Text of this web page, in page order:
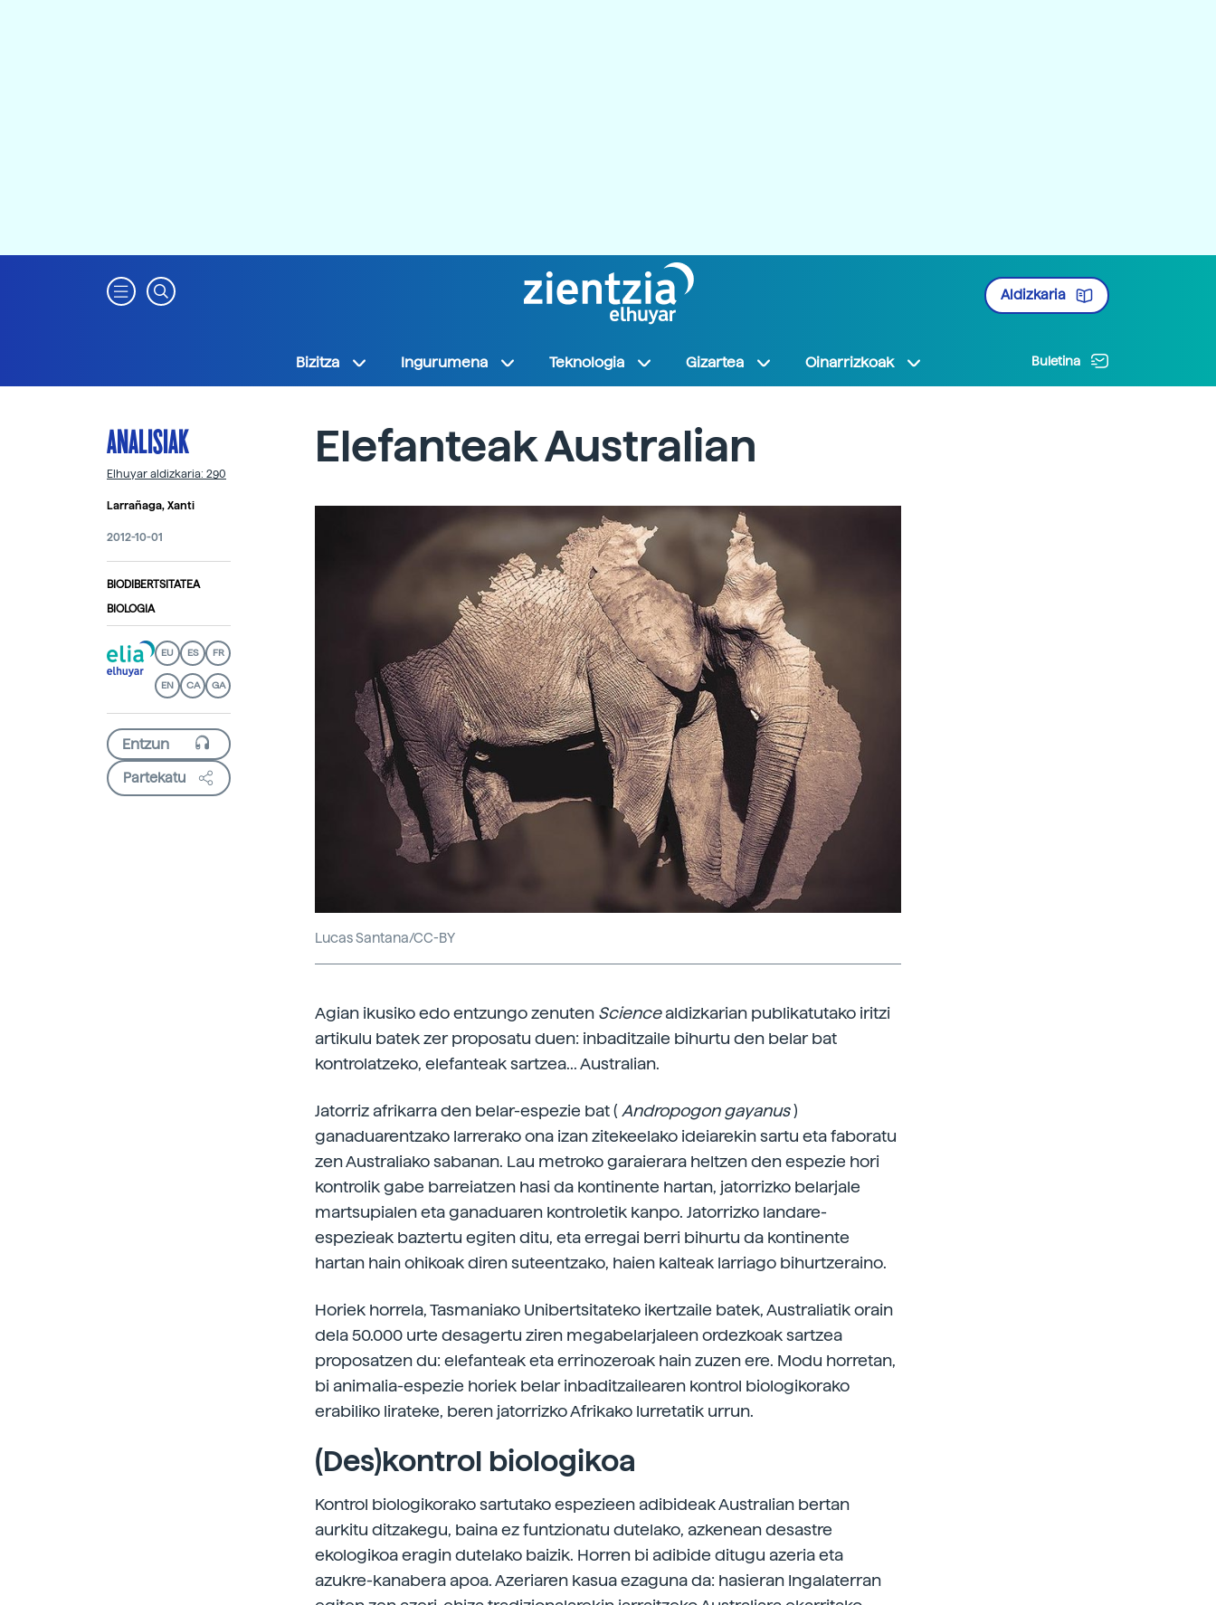
Aldizkaria
Bizitza Ingurumena Teknologia Gizartea Oinarrizkoak Buletina
ANALISIAK
Elhuyar aldizkaria: 290
Larrañaga, Xanti
2012-10-01
BIODIBERTSITATEA
BIOLOGIA
EU ES FR
EN CA GA
Partekatu
Elefanteak Australian
Lucas Santana/CC-BY
Agian ikusiko edo entzungo zenuten Sciencealdizkarian publikatutako iritzi
artikulu batek zer proposatu duen: inbaditzaile bihurtu den belar bat
kontrolatzeko, elefanteak sartzea... Australian.
Jatorriz afrikarra den belar-espezie bat ( Andropogon gayanus)
ganaduarentzako larrerako ona izan zitekeelako ideiarekin sartu eta faboratu
zen Australiako sabanan. Lau metroko garaierara heltzen den espezie hori
kontrolik gabe barreiatzen hasi da kontinente hartan, jatorrizko belarjale
martsupialen eta ganaduaren kontroletik kanpo. Jatorrizko landare-
espezieak baztertu egiten ditu, eta erregai berri bihurtu da kontinente
hartan hain ohikoak diren suteentzako, haien kalteak larriago bihurtzeraino.
Horiek horrela, Tasmaniako Unibertsitateko ikertzaile batek, Australiatik orain
dela 50.000 urte desagertu ziren megabelarjaleen ordezkoak sartzea
proposatzen du: elefanteak eta errinozeroak hain zuzen ere. Modu horretan,
bi animalia-espezie horiek belar inbaditzailearen kontrol biologikorako
erabiliko lirateke, beren jatorrizko Afrikako lurretatik urrun.
(Des)kontrol biologikoa
Kontrol biologikorako sartutako espezieen adibideak Australian bertan
aurkitu ditzakegu, baina ez funtzionatu dutelako, azkenean desastre
ekologikoa eragin dutelako baizik. Horren bi adibide ditugu azeria eta
azukre-kanabera apoa. Azeriaren kasua ezaguna da: hasieran Ingalaterran